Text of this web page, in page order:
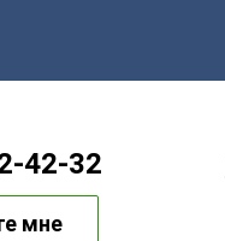
42-32
мне